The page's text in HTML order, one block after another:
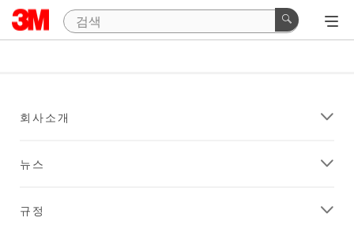
회사소개
뉴스
규정